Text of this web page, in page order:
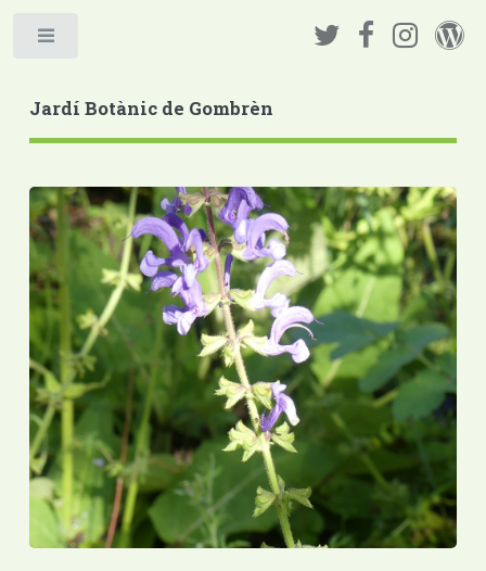
Jardí Botànic de Gombrèn